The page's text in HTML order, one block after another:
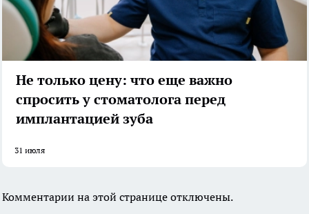
Не только цену: что еще важно
спросить у стоматолога перед
имплантацией зуба
31 июля
Комментарии на этой странице отключены.